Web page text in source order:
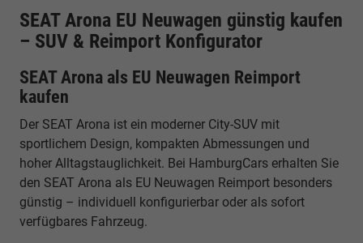
SEAT Arona EU Neuwagen günstig kaufen
– SUV & Reimport Konfigurator
SEAT Arona als EU Neuwagen Reimport
kaufen
Der SEAT Arona ist ein moderner City-SUV mit
sportlichem Design, kompakten Abmessungen und
hoher Alltagstauglichkeit. Bei HamburgCars erhalten Sie
den SEAT Arona als EU Neuwagen Reimport besonders
günstig – individuell konfigurierbar oder als sofort
verfügbares Fahrzeug.